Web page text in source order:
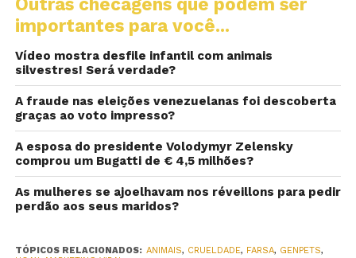
importantes para você...
Vídeo mostra desfile infantil com animais
silvestres! Será verdade?
A fraude nas eleições venezuelanas foi descoberta
graças ao voto impresso?
A esposa do presidente Volodymyr Zelensky
comprou um Bugatti de € 4,5 milhões?
As mulheres se ajoelhavam nos réveillons para pedir
perdão aos seus maridos?
TÓPICOS RELACIONADOS: ANIMAIS, CRUELDADE, FARSA, GENPETS,